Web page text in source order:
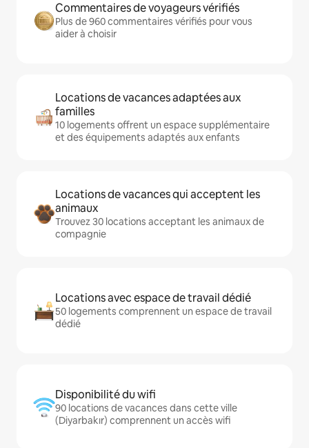
Commentaires de voyageurs vérifiés
Plus de 960 commentaires vérifiés pour vous
aider à choisir
Locations de vacances adaptées aux
familles
10 logements offrent un espace supplémentaire
et des équipements adaptés aux enfants
Locations de vacances qui acceptent les
animaux
Trouvez 30 locations acceptant les animaux de
compagnie
Locations avec espace de travail dédié
50 logements comprennent un espace de travail
dédié
Disponibilité du wifi
90 locations de vacances dans cette ville
(Diyarbakır) comprennent un accès wifi